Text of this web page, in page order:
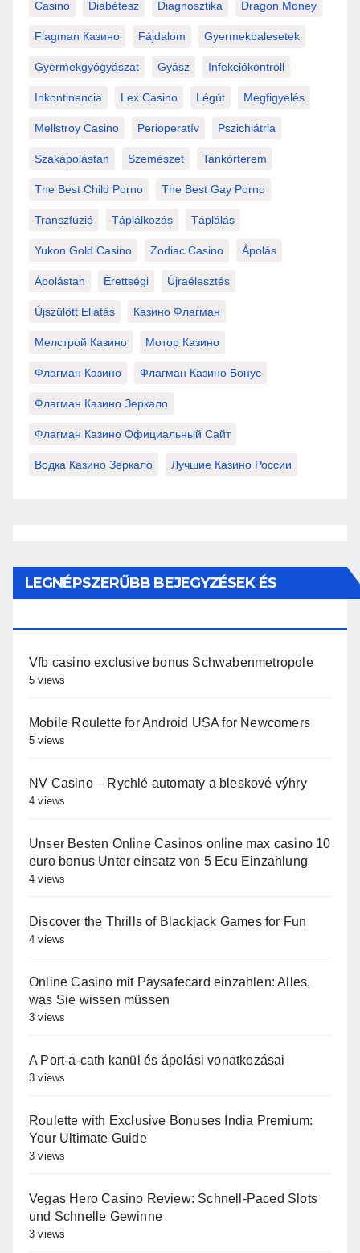
Casino Diabétesz Diagnosztika Dragon Money
Flagman Казино Fájdalom Gyermekbalesetek
Gyermekgyógyászat Gyász Infekciókontroll
Inkontinencia Lex Casino Légút Megfigyelés
Mellstroy Casino Perioperatív Pszichiátria
Szakápolástan Szemészet Tankórterem
The Best Child Porno The Best Gay Porno
Transzfúzió Táplálkozás Táplálás
Yukon Gold Casino Zodiac Casino Ápolás
Ápolástan Érettségi Újraélesztés
Újszülött Ellátás Казино Флагман
Мелстрой Казино Мотор Казино
Флагман Казино Флагман Казино Бонус
Флагман Казино Зеркало
Флагман Казино Официальный Сайт
Водка Казино Зеркало Лучшие Казино России
LEGNÉPSZERŰBB BEJEGYZÉSEK ÉS
Vfb casino exclusive bonus Schwabenmetropole
5 views
Mobile Roulette for Android USA for Newcomers
5 views
NV Casino – Rychlé automaty a bleskové výhry
4 views
Unser Besten Online Casinos online max casino 10
euro bonus Unter einsatz von 5 Ecu Einzahlung
4 views
Discover the Thrills of Blackjack Games for Fun
4 views
Online Casino mit Paysafecard einzahlen: Alles,
was Sie wissen müssen
3 views
A Port-a-cath kanül és ápolási vonatkozásai
3 views
Roulette with Exclusive Bonuses India Premium:
Your Ultimate Guide
3 views
Vegas Hero Casino Review: Schnell‑Paced Slots
und Schnelle Gewinne
3 views